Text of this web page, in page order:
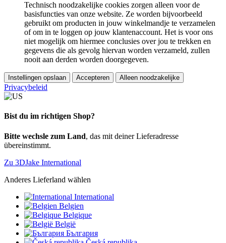
Technisch noodzakelijke cookies zorgen alleen voor de
basisfuncties van onze website. Ze worden bijvoorbeeld
gebruikt om producten in jouw winkelmandje te verzamelen
of om in te loggen op jouw klantenaccount. Het is voor ons
niet mogelijk om hiermee conclusies over jou te trekken en
gegevens die als gevolg hiervan worden verzameld, zullen
nooit aan derden worden doorgegeven.
Instellingen opslaan Accepteren Alleen noodzakelijke
Privacybeleid
Bist du im richtigen Shop?
Bitte wechsle zum Land, das mit deiner Lieferadresse
übereinstimmt.
Zu 3DJake International
Anderes Lieferland wählen
International
Belgien
Belgique
België
България